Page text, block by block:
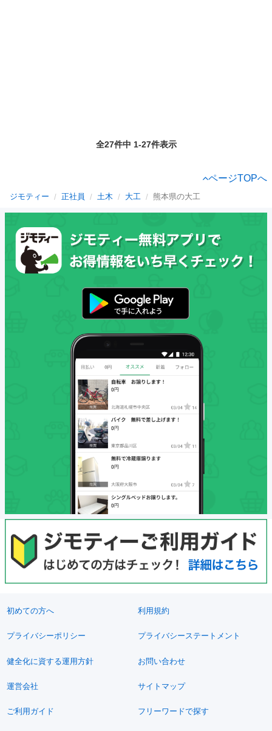
全27件中 1-27件表示
ページTOPへ
ジモティー 正社員 土木 大工 熊本県の大工
初めての方へ 利用規約
プライバシーポリシー プライバシーステートメント
健全化に資する運用方針 お問い合わせ
運営会社 サイトマップ
ご利用ガイド フリーワードで探す